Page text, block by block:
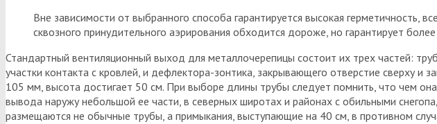
Вне зависимости от выбранного способа гарантируется высокая герметичность,
сквозного принудительного аэрирования обходится дороже, но гарантирует
Стандартный вентиляционный выход для металлочерепицы состоит их трех частей:
участки контакта с кровлей, и дефлектора-зонтика, закрывающего отверстие сверху
105 мм, высота достигает 50 см. При выборе длины трубы следует помнить, что чем
вывода наружу небольшой ее части, в северных широтах и районах с обильными
размещаются не обычные трубы, а примыкания, выступающие на 40 см, в противном